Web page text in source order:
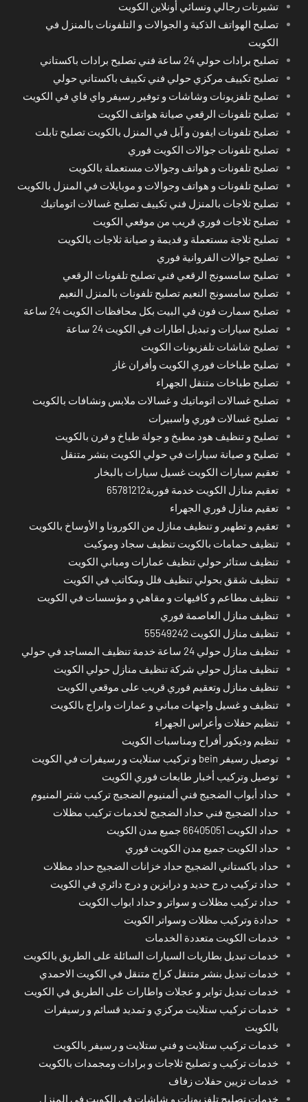
تشيرتات رجالي ونسائي أونلاين الكويت
تصليح الهواتف الذكية و الجوالات و التلفونات بالمنزل في
الكويت
تصليح برادات حولي 24 ساعة فني تصليح برادات باكستاني
تصليح تكييف مركزي حولي فني تكييف باكستاني حولي
تصليح تلفزيونات وشاشات و توفير رسيفر واي فاي في الكويت
تصليح تلفونات الرقعي صيانة هواتف الكويت
تصليح تلفونات ايفون و آبل في المنزل بالكويت تصليح تابلت
تصليح تلفونات جوالات الكويت فوري
تصليح تلفونات و هواتف وجوالات مستعملة بالكويت
تصليح تلفونات و هواتف وجوالات و موبايلات في المنزل بالكويت
تصليح ثلاجات بالمنزل فني تكييف تصليح غسالات اتوماتيك
تصليح ثلاجات فوري قريب من موقعي الكويت
تصليح ثلاجة مستعملة و قديمة و صيانة ثلاجات بالكويت
تصليح جوالات الفروانية فوري
تصليح سامسونج الرقعي فني تصليح تلفونات الرقعي
تصليح سامسونج النعيم تصليح تلفونات بالمنزل النعيم
تصليح سمارت فون في البيت بكل محافظات الكويت 24 ساعة
تصليح سيارات و تبديل اطارات في الكويت 24 ساعة
تصليح شاشات تلفزيونات الكويت
تصليح طباخات فوري الكويت وأفران غاز
تصليح طباخات متنقل الجهراء
تصليح غسالات اتوماتيك و غسالات ملابس ونشافات بالكويت
تصليح غسالات فوري واسبيرات
تصليح و تنظيف هود مطبخ و جولة طباخ و فرن بالكويت
تصليح و صيانة سيارات في حولي الكويت بنشر متنقل
تعقيم سيارات الكويت غسيل سيارات بالبخار
تعقيم منازل الكويت خدمة فورية65781212
تعقيم منازل فوري الجهراء
تعقيم و تطهير و تنظيف منازل من الكورونا و الأوساخ بالكويت
تنظيف حمامات بالكويت تنظيف سجاد وموكيت
تنظيف ستائر حولي تنظيف عمارات ومباني الكويت
تنظيف شقق بحولي تنظيف فلل ومكاتب في الكويت
تنظيف مطاعم و كافيهات و مقاهي و مؤسسات في الكويت
تنظيف منازل العاصمة فوري
تنظيف منازل الكويت 55549242
تنظيف منازل حولي 24 ساعة خدمة تنظيف المساجد في حولي
تنظيف منازل حولي شركة تنظيف منازل حولي الكويت
تنظيف منازل وتعقيم فوري قريب على موقعي الكويت
تنظيف و غسيل واجهات مباني و عمارات وابراج بالكويت
تنظيم حفلات وأعراس الجهراء
تنظيم وديكور أفراح ومناسبات الكويت
توصيل رسيفر bein و تركيب ستلايت و رسيفرات في الكويت
توصيل وتركيب أخبار طابعات فوري الكويت
حداد أبواب الضجيج فني ألمنيوم الضجيج تركيب شتر المنيوم
حداد الضجيج فني حداد الضجيج لخدمات تركيب مظلات
حداد الكويت 66405051 جميع مدن الكويت
حداد الكويت جميع مدن الكويت فوري
حداد باكستاني الضجيج حداد خزانات الضجيج حداد مظلات
حداد تركيب درج حديد و درابزين و درج دائري في الكويت
حداد تركيب مظلات و سواتر و حداد ابواب الكويت
حدادة وتركيب مظلات وسواتر الكويت
خدمات الكويت متعددة الخدمات
خدمات تبديل بطاريات السيارات السائلة على الطريق بالكويت
خدمات تبديل بنشر متنقل كراج متنقل في الكويت الاحمدي
خدمات تبديل تواير و عجلات واطارات على الطريق في الكويت
خدمات تركيب ستلايت مركزي و تمديد قسائم و رسيفرات
بالكويت
خدمات تركيب ستلايت و فني ستلايت و رسيفر بالكويت
خدمات تركيب و تصليح ثلاجات و برادات ومجمدات بالكويت
خدمات تزيين حفلات زفاف
خدمات تصليح تلفزيونات و شاشات في الكويت في المنزل